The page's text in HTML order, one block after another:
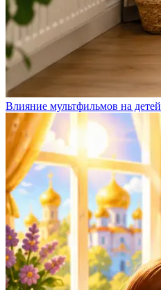
Влияние мультфильмов на детей